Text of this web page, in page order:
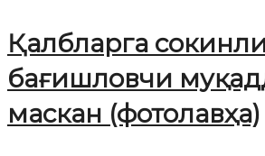
Қалбларга
бағишловчи
маскан (фотолавҳа)